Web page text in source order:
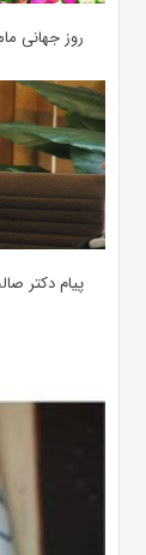
روز جهانی
پیام دکتر